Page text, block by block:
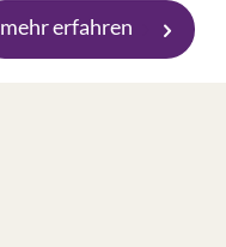
mehr erfahren